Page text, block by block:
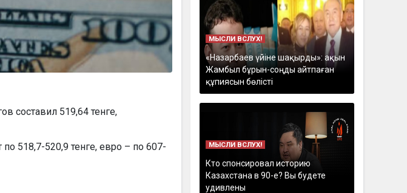
составил 519,64 тенге,
518,7-520,9 тенге, евро – по 607-
МЫСЛИ ВСЛУХ!
«Назарбаев үйіне шақырды»: ақын
Жамбыл бұрын-соңды айтпаған
құпиясын бөлісті
МЫСЛИ ВСЛУХ!
Кто спонсировал историю
Казахстана в 90-е? Вы будете
удивлены